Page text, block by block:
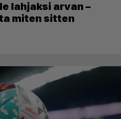
lahjaksi arvan –
miten sitten